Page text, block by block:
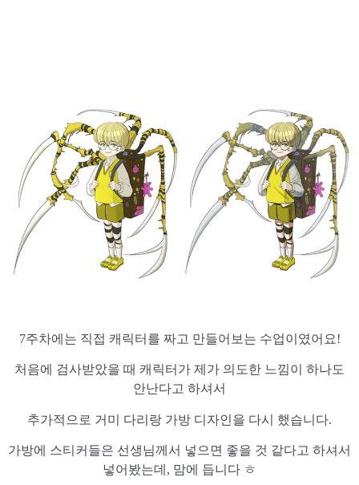
7주차에는 직접 캐릭터를 짜고 만들어보는 수업이였어요!
처음에 검사받았을 때 캐릭터가 제가 의도한 느낌이 하나도
안난다고 하셔서
추가적으로 거미 다리랑 가방 디자인을 다시 했습니다.
가방에 스티커들은 선생님께서 넣으면 좋을 것 같다고 하셔서
넣어봤는데, 맘에 듭니다 ㅎ